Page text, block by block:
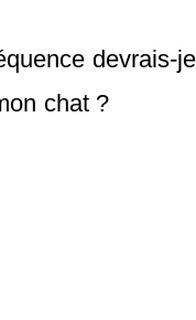
devrais-
chat ?